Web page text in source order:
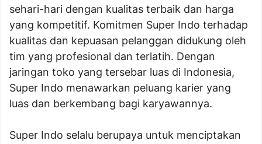
sehari-hari dengan kualitas terbaik dan harga
yang kompetitif. Komitmen Super Indo terhadap
kualitas dan kepuasan pelanggan didukung oleh
tim yang profesional dan terlatih. Dengan
jaringan toko yang tersebar luas di Indonesia,
Super Indo menawarkan peluang karier yang
luas dan berkembang bagi karyawannya.
Super Indo selalu berupaya untuk menciptakan